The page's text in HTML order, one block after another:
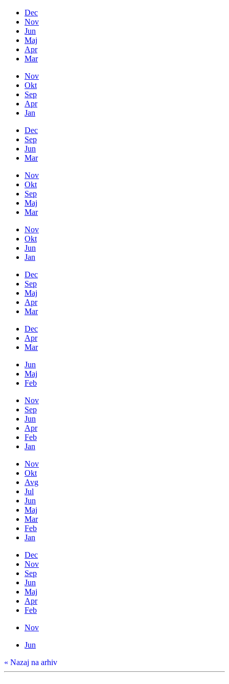
Dec
Nov
Jun
Maj
Apr
Mar
Nov
Okt
Sep
Apr
Jan
Dec
Sep
Jun
Mar
Nov
Okt
Sep
Maj
Mar
Nov
Okt
Jun
Jan
Dec
Sep
Maj
Apr
Mar
Dec
Apr
Mar
Jun
Maj
Feb
Nov
Sep
Jun
Apr
Feb
Jan
Nov
Okt
Avg
Jul
Jun
Maj
Mar
Feb
Jan
Dec
Nov
Sep
Jun
Maj
Apr
Feb
Nov
Jun
« Nazaj na arhiv